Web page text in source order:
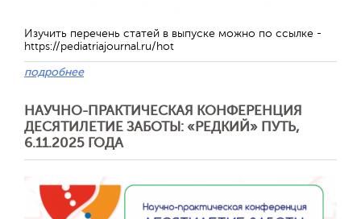
Изучить перечень статей в выпуске можно по ссылке -
https://pediatriajournal.ru/hot
подробнее
НАУЧНО-ПРАКТИЧЕСКАЯ КОНФЕРЕНЦИЯ
ДЕСЯТИЛЕТИЕ ЗАБОТЫ: «РЕДКИЙ» ПУТЬ,
6.11.2025 ГОДА